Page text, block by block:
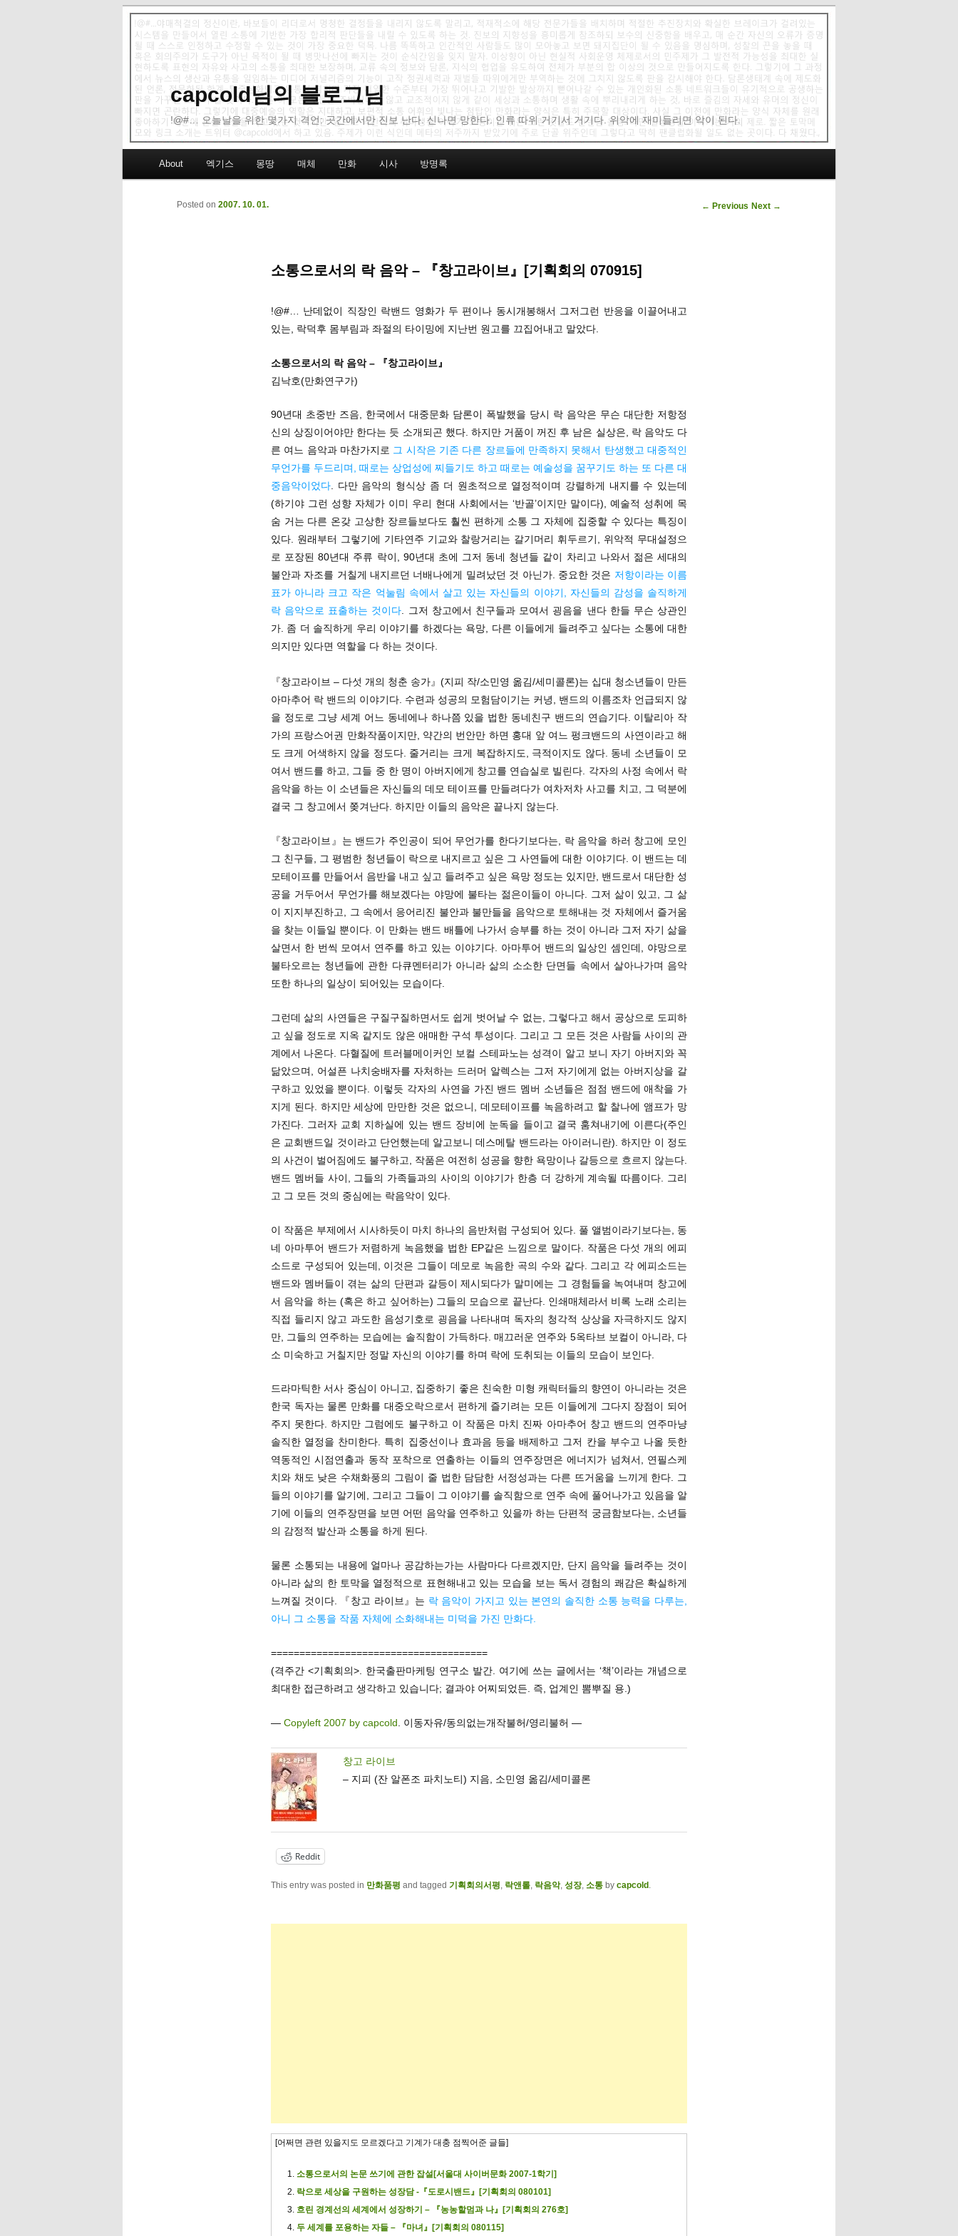
capcold님의 블로그님
!@#… 오늘날을 위한 몇가지 격언: 곳간에서만 진보 난다. 신나면 망한다. 인류 따위 거기서 거기다. 위악에 재미들리면 악이 된다.
Skip to primary content
Skip to secondary content
About 엑기스 몽땅 매체 만화 시사 방명록
Post navigation
← Previous Next →
소통으로서의 락 음악 – 『창고라이브』[기획회의 070915]
Posted on 2007. 10. 01.
!@#… 난데없이 직장인 락밴드 영화가 두 편이나 동시개봉해서 그저그런 반응을 이끌어내고
있는, 락덕후 몸부림과 좌절의 타이밍에 지난번 원고를 끄집어내고 말았다.
소통으로서의 락 음악 – 『창고라이브』
김낙호(만화연구가)
90년대 초중반 즈음, 한국에서 대중문화 담론이 폭발했을 당시 락 음악은 무슨 대단한 저항정
신의 상징이어야만 한다는 듯 소개되곤 했다. 하지만 거품이 꺼진 후 남은 실상은, 락 음악도 다
른 여느 음악과 마찬가지로 그 시작은 기존 다른 장르들에 만족하지 못해서 탄생했고 대중적인
무언가를 두드리며, 때로는 상업성에 찌들기도 하고 때로는 예술성을 꿈꾸기도 하는 또 다른 대
중음악이었다. 다만 음악의 형식상 좀 더 원초적으로 열정적이며 강렬하게 내지를 수 있는데
(하기야 그런 성향 자체가 이미 우리 현대 사회에서는 ‘반골’이지만 말이다), 예술적 성취에 목
숨 거는 다른 온갖 고상한 장르들보다도 훨씬 편하게 소통 그 자체에 집중할 수 있다는 특징이
있다. 원래부터 그렇기에 기타연주 기교와 찰랑거리는 갈기머리 휘두르기, 위악적 무대설정으
로 포장된 80년대 주류 락이, 90년대 초에 그저 동네 청년들 같이 차리고 나와서 젊은 세대의
불안과 자조를 거칠게 내지르던 너배나에게 밀려났던 것 아닌가. 중요한 것은 저항이라는 이름
표가 아니라 크고 작은 억눌림 속에서 살고 있는 자신들의 이야기, 자신들의 감성을 솔직하게
락 음악으로 표출하는 것이다. 그저 창고에서 친구들과 모여서 굉음을 낸다 한들 무슨 상관인
가. 좀 더 솔직하게 우리 이야기를 하겠다는 욕망, 다른 이들에게 들려주고 싶다는 소통에 대한
의지만 있다면 역할을 다 하는 것이다.
『창고라이브 – 다섯 개의 청춘 송가』(지피 작/소민영 옮김/세미콜론)는 십대 청소년들이 만든
아마추어 락 밴드의 이야기다. 수련과 성공의 모험담이기는 커녕, 밴드의 이름조차 언급되지 않
을 정도로 그냥 세계 어느 동네에나 하나쯤 있을 법한 동네친구 밴드의 연습기다. 이탈리아 작
가의 프랑스어권 만화작품이지만, 약간의 번안만 하면 홍대 앞 여느 펑크밴드의 사연이라고 해
도 크게 어색하지 않을 정도다. 줄거리는 크게 복잡하지도, 극적이지도 않다. 동네 소년들이 모
여서 밴드를 하고, 그들 중 한 명이 아버지에게 창고를 연습실로 빌린다. 각자의 사정 속에서 락
음악을 하는 이 소년들은 자신들의 데모 테이프를 만들려다가 여차저차 사고를 치고, 그 덕분에
결국 그 창고에서 쫒겨난다. 하지만 이들의 음악은 끝나지 않는다.
『창고라이브』는 밴드가 주인공이 되어 무언가를 한다기보다는, 락 음악을 하러 창고에 모인
그 친구들, 그 평범한 청년들이 락으로 내지르고 싶은 그 사연들에 대한 이야기다. 이 밴드는 데
모테이프를 만들어서 음반을 내고 싶고 들려주고 싶은 욕망 정도는 있지만, 밴드로서 대단한 성
공을 거두어서 무언가를 해보겠다는 야망에 불타는 젊은이들이 아니다. 그저 삶이 있고, 그 삶
이 지지부진하고, 그 속에서 응어리진 불안과 불만들을 음악으로 토해내는 것 자체에서 즐거움
을 찾는 이들일 뿐이다. 이 만화는 밴드 배틀에 나가서 승부를 하는 것이 아니라 그저 자기 삶을
살면서 한 번씩 모여서 연주를 하고 있는 이야기다. 아마투어 밴드의 일상인 셈인데, 야망으로
불타오르는 청년들에 관한 다큐멘터리가 아니라 삶의 소소한 단면들 속에서 살아나가며 음악
또한 하나의 일상이 되어있는 모습이다.
그런데 삶의 사연들은 구질구질하면서도 쉽게 벗어날 수 없는, 그렇다고 해서 공상으로 도피하
고 싶을 정도로 지옥 같지도 않은 애매한 구석 투성이다. 그리고 그 모든 것은 사람들 사이의 관
계에서 나온다. 다혈질에 트러블메이커인 보컬 스테파노는 성격이 알고 보니 자기 아버지와 꼭
닮았으며, 어설픈 나치숭배자를 자처하는 드러머 알렉스는 그저 자기에게 없는 아버지상을 갈
구하고 있었을 뿐이다. 이렇듯 각자의 사연을 가진 밴드 멤버 소년들은 점점 밴드에 애착을 가
지게 된다. 하지만 세상에 만만한 것은 없으니, 데모테이프를 녹음하려고 할 찰나에 앰프가 망
가진다. 그러자 교회 지하실에 있는 밴드 장비에 눈독을 들이고 결국 훔쳐내기에 이른다(주인
은 교회밴드일 것이라고 단언했는데 알고보니 데스메탈 밴드라는 아이러니란). 하지만 이 정도
의 사건이 벌어짐에도 불구하고, 작품은 여전히 성공을 향한 욕망이나 갈등으로 흐르지 않는다.
밴드 멤버들 사이, 그들의 가족들과의 사이의 이야기가 한층 더 강하게 계속될 따름이다. 그리
고 그 모든 것의 중심에는 락음악이 있다.
이 작품은 부제에서 시사하듯이 마치 하나의 음반처럼 구성되어 있다. 풀 앨범이라기보다는, 동
네 아마투어 밴드가 저렴하게 녹음했을 법한 EP같은 느낌으로 말이다. 작품은 다섯 개의 에피
소드로 구성되어 있는데, 이것은 그들이 데모로 녹음한 곡의 수와 같다. 그리고 각 에피소드는
밴드와 멤버들이 겪는 삶의 단편과 갈등이 제시되다가 말미에는 그 경험들을 녹여내며 창고에
서 음악을 하는 (혹은 하고 싶어하는) 그들의 모습으로 끝난다. 인쇄매체라서 비록 노래 소리는
직접 들리지 않고 과도한 음성기호로 굉음을 나타내며 독자의 청각적 상상을 자극하지도 않지
만, 그들의 연주하는 모습에는 솔직함이 가득하다. 매끄러운 연주와 5옥타브 보컬이 아니라, 다
소 미숙하고 거칠지만 정말 자신의 이야기를 하며 락에 도취되는 이들의 모습이 보인다.
드라마틱한 서사 중심이 아니고, 집중하기 좋은 친숙한 미형 캐릭터들의 향연이 아니라는 것은
한국 독자는 물론 만화를 대중오락으로서 편하게 즐기려는 모든 이들에게 그다지 장점이 되어
주지 못한다. 하지만 그럼에도 불구하고 이 작품은 마치 진짜 아마추어 창고 밴드의 연주마냥
솔직한 열정을 찬미한다. 특히 집중선이나 효과음 등을 배제하고 그저 칸을 부수고 나올 듯한
역동적인 시점연출과 동작 포착으로 연출하는 이들의 연주장면은 에너지가 넘쳐서, 연필스케
치와 채도 낮은 수채화풍의 그림이 줄 법한 담담한 서정성과는 다른 뜨거움을 느끼게 한다. 그
들의 이야기를 알기에, 그리고 그들이 그 이야기를 솔직함으로 연주 속에 풀어나가고 있음을 알
기에 이들의 연주장면을 보면 어떤 음악을 연주하고 있을까 하는 단편적 궁금함보다는, 소년들
의 감정적 발산과 소통을 하게 된다.
물론 소통되는 내용에 얼마나 공감하는가는 사람마다 다르겠지만, 단지 음악을 들려주는 것이
아니라 삶의 한 토막을 열정적으로 표현해내고 있는 모습을 보는 독서 경험의 쾌감은 확실하게
느껴질 것이다. 『창고 라이브』는 락 음악이 가지고 있는 본연의 솔직한 소통 능력을 다루는,
아니 그 소통을 작품 자체에 소화해내는 미덕을 가진 만화다.
======================================
(격주간 <기획회의>. 한국출판마케팅 연구소 발간. 여기에 쓰는 글에서는 ‘책’이라는 개념으로
최대한 접근하려고 생각하고 있습니다; 결과야 어찌되었든. 즉, 업계인 뽐뿌질 용.)
— Copyleft 2007 by capcold . 이동자유/동의없는개작불허/영리불허 —
창고 라이브
– 지피 (잔 알폰조 파치노티) 지음, 소민영 옮김/세미콜론
Reddit
This entry was posted in 만화품평 and tagged 기획회의서평, 락앤롤, 락음악, 성장, 소통by capcold .
[어쩌면 관련 있을지도 모르겠다고 기계가 대충 점찍어준 글들]
소통으로서의 논문 쓰기에 관한 잡설[서울대 사이버문화 2007-1학기]
락으로 세상을 구원하는 성장담 -『도로시밴드』[기획회의 080101]
흐린 경계선의 세계에서 성장하기 – 『농농할멈과 나』[기획회의 276호]
두 세계를 포용하는 자들 – 『마녀』[기획회의 080115]